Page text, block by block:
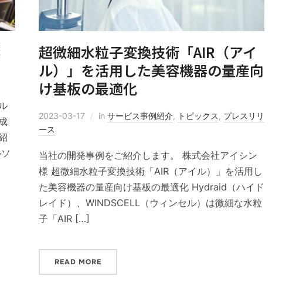
超微細水粒子変換技術「AIR（アイ
ル）」を活用した美容機器の量産向
け基板の最適化
2023-03-17 in サービス事例紹介, トピックス , プレスリリ
ース
当社の開発事例をご紹介します。 株式会社アイシン
様 超微細水粒子変換技術「AIR（アイル）」を活用し
た美容機器の量産向け基板の最適化 Hydraid（ハイド
レイド）、WINDSCELL（ウィンセル）は微細な水粒
子「AIR […]
READ MORE